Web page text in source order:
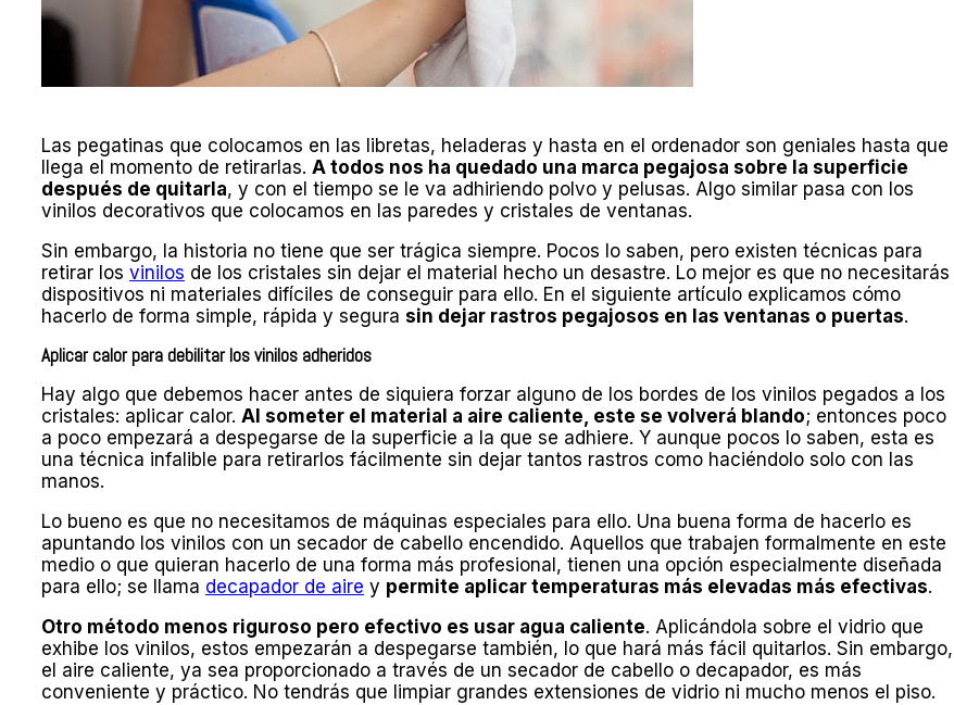
Las pegatinas que colocamos en las libretas, heladeras y hasta en el ordenador son geniales hasta que
llega el momento de retirarlas. A todos nos ha quedado una marca pegajosa sobre la superficie
después de quitarla, y con el tiempo se le va adhiriendo polvo y pelusas. Algo similar pasa con los
vinilos decorativos que colocamos en las paredes y cristales de ventanas.
Sin embargo, la historia no tiene que ser trágica siempre. Pocos lo saben, pero existen técnicas para
retirar los vinilos de los cristales sin dejar el material hecho un desastre. Lo mejor es que no necesitarás
dispositivos ni materiales difíciles de conseguir para ello. En el siguiente artículo explicamos cómo
hacerlo de forma simple, rápida y segura sin dejar rastros pegajosos en las ventanas o puertas.
Aplicar calor para debilitar los vinilos adheridos
Hay algo que debemos hacer antes de siquiera forzar alguno de los bordes de los vinilos pegados a los
cristales: aplicar calor. Al someter el material a aire caliente, este se volverá blando; entonces poco
a poco empezará a despegarse de la superficie a la que se adhiere. Y aunque pocos lo saben, esta es
una técnica infalible para retirarlos fácilmente sin dejar tantos rastros como haciéndolo solo con las
manos.
Lo bueno es que no necesitamos de máquinas especiales para ello. Una buena forma de hacerlo es
apuntando los vinilos con un secador de cabello encendido. Aquellos que trabajen formalmente en este
medio o que quieran hacerlo de una forma más profesional, tienen una opción especialmente diseñada
para ello; se llama decapador de aire y permite aplicar temperaturas más elevadas más efectivas.
Otro método menos riguroso pero efectivo es usar agua caliente. Aplicándola sobre el vidrio que
exhibe los vinilos, estos empezarán a despegarse también, lo que hará más fácil quitarlos. Sin embargo,
el aire caliente, ya sea proporcionado a través de un secador de cabello o decapador, es más
conveniente y práctico. No tendrás que limpiar grandes extensiones de vidrio ni mucho menos el piso.